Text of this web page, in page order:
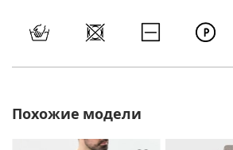
Похожие модели